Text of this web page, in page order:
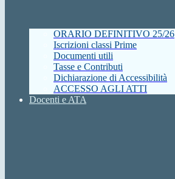
ORARIO DEFINITIVO 25/26
Iscrizioni classi Prime
Documenti utili
Tasse e Contributi
Dichiarazione di Accessibilità
ACCESSO AGLI ATTI
Docenti e ATA